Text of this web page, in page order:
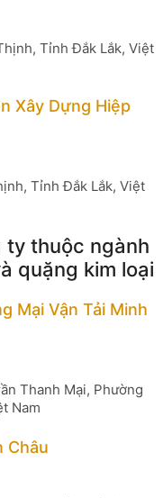
Tỉnh Đắk Lắk, Việt
Xây Dựng Hiệp
Tỉnh Đắk Lắk, Việt
ty thuộc ngành
quặng kim loại
Mại Vận Tải Minh
Thanh Mại, Phường
Nam
Châu